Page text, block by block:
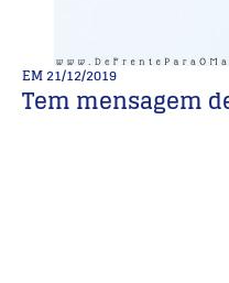
EM21/12/2019
Tem mensagem